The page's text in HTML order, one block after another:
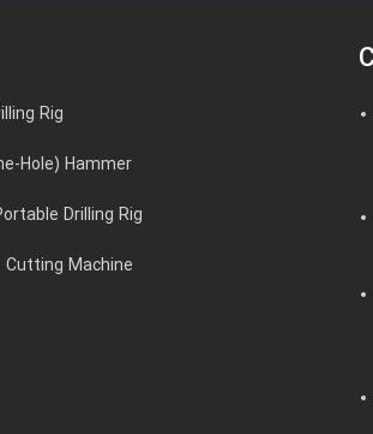
Rig
Hole) Hammer
Drilling Rig
Cutting Machine